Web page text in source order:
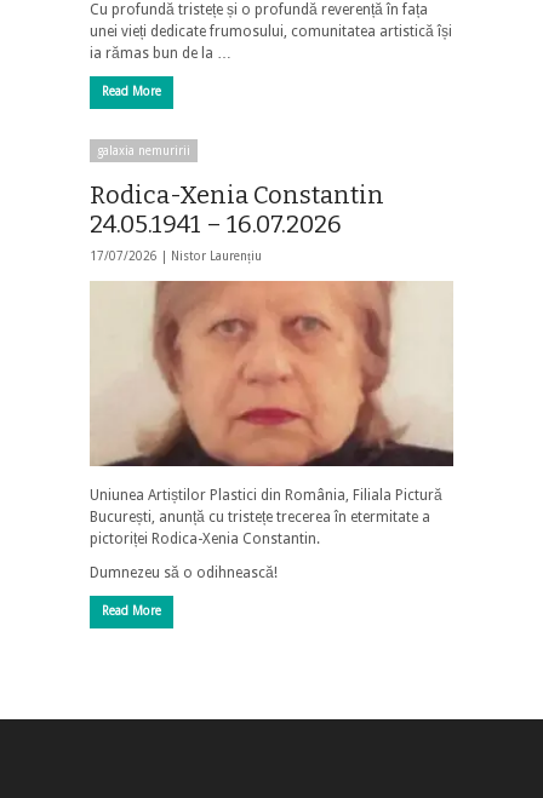
Cu profundă tristețe și o profundă reverență în fața
unei vieți dedicate frumosului, comunitatea artistică își
ia rămas bun de la …
Read More
galaxia nemuririi
Rodica-Xenia Constantin
24.05.1941 – 16.07.2026
17/07/2026 | Nistor Laurențiu
Uniunea Artiștilor Plastici din România, Filiala Pictură
București, anunță cu tristețe trecerea în etermitate a
pictoriței Rodica-Xenia Constantin.
Dumnezeu să o odihnească!
Read More